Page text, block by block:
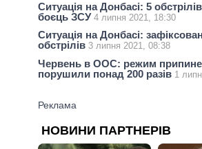
Ситуація на Донбасі: 5
боєць ЗСУ 4 липня 2021, 18:30
Ситуація на Донбасі:
обстрілів 3 липня 2021, 08:38
Червень в ООС: режим
порушили понад 200 разів 1